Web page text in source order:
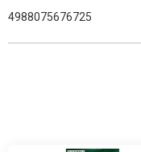
4988075676725